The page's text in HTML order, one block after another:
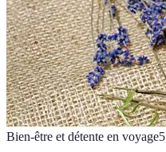
Bien-être et détente en voyage5